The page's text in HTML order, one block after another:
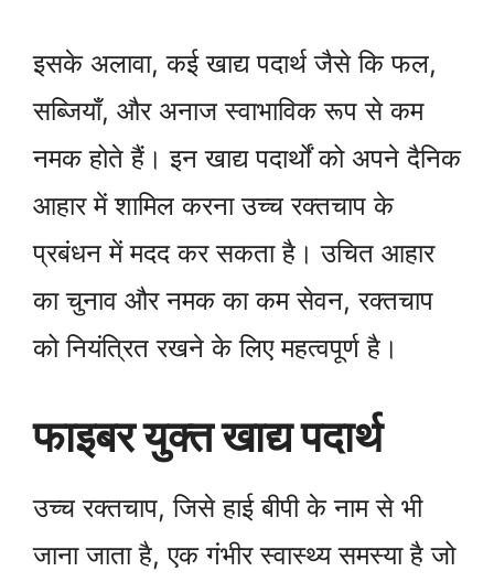
इसके अलावा, कई खाद्य पदार्थ जैसे कि फल,
सब्जियाँ, और अनाज स्वाभाविक रूप से कम
नमक होते हैं। इन खाद्य पदार्थों को अपने दैनिक
आहार में शामिल करना उच्च रक्तचाप के
प्रबंधन में मदद कर सकता है। उचित आहार
का चुनाव और नमक का कम सेवन, रक्तचाप
को नियंत्रित रखने के लिए महत्वपूर्ण है।
फाइबर युक्त खाद्य पदार्थ
उच्च रक्तचाप, जिसे हाई बीपी के नाम से भी
जाना जाता है, एक गंभीर स्वास्थ्य समस्या है जो